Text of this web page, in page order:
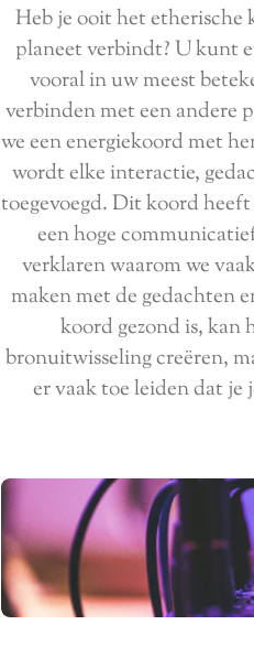
Heb je ooit het etherische
planeet verbindt? U kunt
vooral in uw meest
verbinden met een andere
we een energiekoord met
wordt elke interactie,
toegevoegd. Dit koord
een hoge
verklaren waarom we
maken met de gedachten
koord gezond is, kan
bronuitwisseling creëren,
er vaak toe leiden dat